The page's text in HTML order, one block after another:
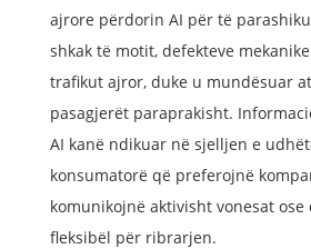
ajrore përdorin AI për të
shkak të motit, defekteve
trafikut ajror, duke u mundësuar
pasagjerët paraprakisht.
AI kanë ndikuar në sjelljen e
konsumatorë që preferojnë
komunikojnë aktivisht vonesat
fleksibël për ribrarjen.